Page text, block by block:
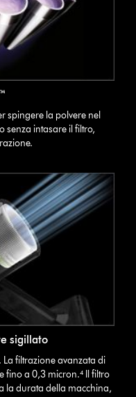
spingere la polvere nel
senza intasare il filtro,
sigillato
La filtrazione avanzata di
fino a 0,3 micron.⁴ Il filtro
la durata della macchina,